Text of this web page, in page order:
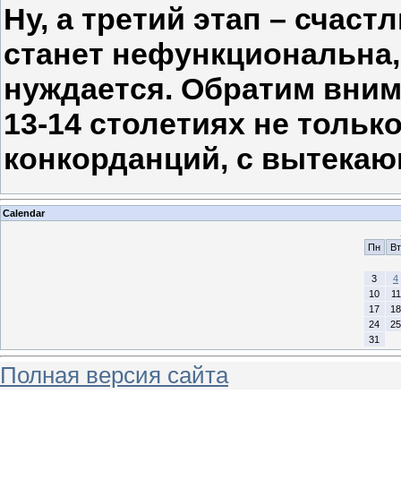
Ну, а третий этап –
станет
нуждается. Обратим
13-14 столетиях не
конкорданций, с
Calendar
Пн
Вт
3
4
10
11
17
18
24
25
31
Полная версия сайта